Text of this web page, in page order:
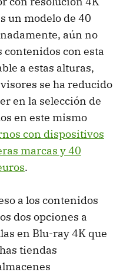
un modelo de 40
aún no
contenidos con esta
a estas alturas,
se ha reducido
en la selección de
en este mismo
con dispositivos
marcas y 40
.
a los contenidos
dos opciones a
en Blu-ray 4K que
tiendas